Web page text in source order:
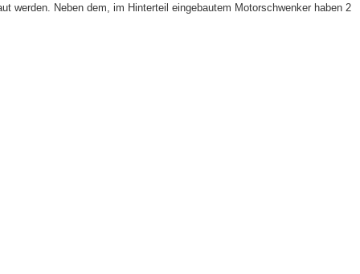
werden. Neben dem, im Hinterteil eingebautem Motorschwenker haben 2